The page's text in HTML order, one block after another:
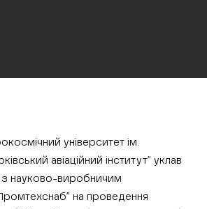
університет ім.
авіаційний інститут” уклав
науково-виробничим
на проведення